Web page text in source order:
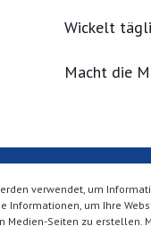
verwendet, um
Informationen, um Ihre
Seiten zu erstellen.
Wickelt
Macht die